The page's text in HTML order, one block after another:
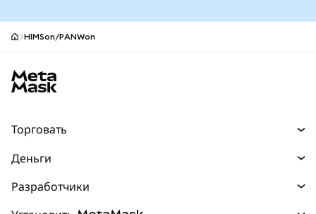
HIMSon/PANWon
Торговать
Прогнозы
Деньги
Разработчики